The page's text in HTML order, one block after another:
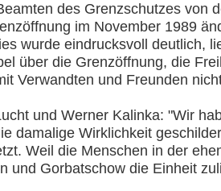
des Grenzschutzes von
im November 1989
wurde eindrucksvoll deutlich,
über die Grenzöffnung, die
Verwandten und Freunden
und Werner Kalinka: "Wir
damalige Wirklichkeit
Weil die Menschen in der
und Gorbatschow die Einheit